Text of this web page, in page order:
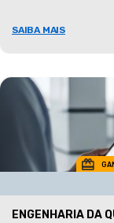
SAIBA MAIS
ENGENHARIA DA